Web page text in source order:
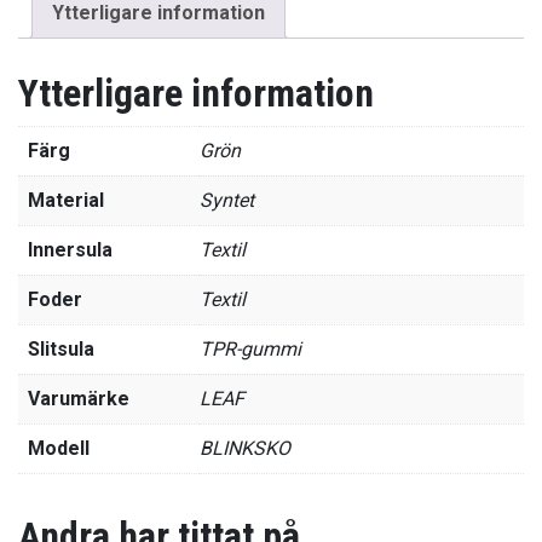
Ytterligare information
Ytterligare information
Färg Grön
Material Syntet
Innersula Textil
Foder Textil
Slitsula TPR-gummi
Varumärke LEAF
Modell BLINKSKO